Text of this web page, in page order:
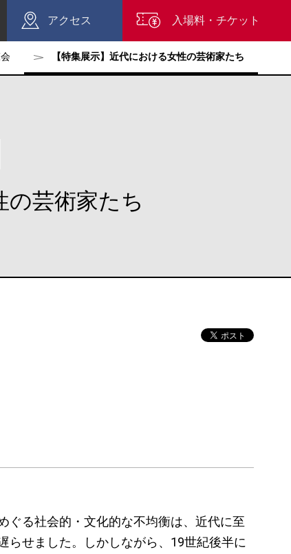
アクセス 入場料・チケット
【特集展示】近代における女性の芸術家たち
の芸術家たち
ぐる社会的・文化的な不均衡は、近代に至
らせました。しかしながら、19世紀後半に